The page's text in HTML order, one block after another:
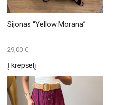
the
product
Sijonas “Yellow Morana”
29,00 €
Į krepšelį